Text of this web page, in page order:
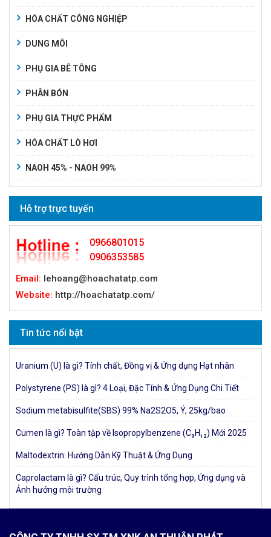
HÓA CHẤT CÔNG NGHIỆP
DUNG MÔI
PHỤ GIA BÊ TÔNG
PHÂN BÓN
PHỤ GIA THỰC PHẨM
HÓA CHẤT LÒ HƠI
NAOH 45% - NAOH 99%
Hỗ trợ trực tuyến
0966801015
0906353585
Email: lehoang@hoachatatp.com
Website: http://hoachatatp.com/
Tin tức nổi bật
Uranium (U) là gì? Tính chất, Đồng vị & Ứng dụng Hạt nhân
Polystyrene (PS) là gì? 4 Loại, Đặc Tính & Ứng Dụng Chi Tiết
Sodium metabisulfite(SBS) 99% Na2S2O5, Ý, 25kg/bao
Cumen là gì? Toàn tập về Isopropylbenzene (C₉H₁₂) Mới 2025
Maltodextrin: Hướng Dẫn Kỹ Thuật & Ứng Dụng
Caprolactam là gì? Cấu trúc, Quy trình tổng hợp, Ứng dụng và
Ảnh hưởng môi trường